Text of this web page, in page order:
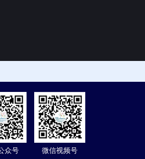
微信视频号
众号